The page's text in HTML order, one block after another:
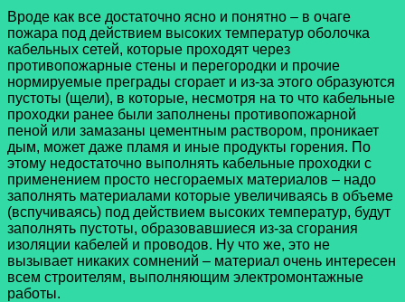
Вроде как все достаточно ясно и понятно – в очаге
пожара под действием высоких температур оболочка
кабельных сетей, которые проходят через
противопожарные стены и перегородки и прочие
нормируемые преграды сгорает и из-за этого образуются
пустоты (щели), в которые, несмотря на то что кабельные
проходки ранее были заполнены противопожарной
пеной или замазаны цементным раствором, проникает
дым, может даже пламя и иные продукты горения. По
этому недостаточно выполнять кабельные проходки с
применением просто несгораемых материалов – надо
заполнять материалами которые увеличиваясь в объеме
(вспучиваясь) под действием высоких температур, будут
заполнять пустоты, образовавшиеся из-за сгорания
изоляции кабелей и проводов. Ну что же, это не
вызывает никаких сомнений – материал очень интересен
всем строителям, выполняющим электромонтажные
работы.